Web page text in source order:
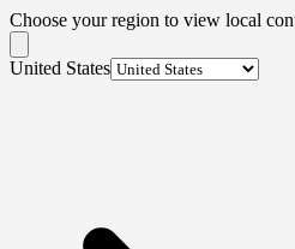
Choose your region to view local
United States